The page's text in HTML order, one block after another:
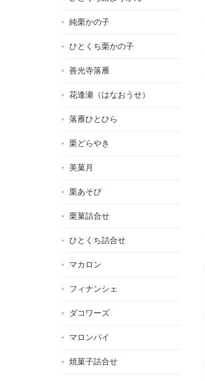
純栗かの子
ひとくち栗かの子
善光寺落雁
花逢瀬（はなおうせ）
落雁ひとひら
栗どらやき
美菓月
栗あそび
栗菓詰合せ
ひとくち詰合せ
マカロン
フィナンシェ
ダコワーズ
マロンパイ
焼菓子詰合せ